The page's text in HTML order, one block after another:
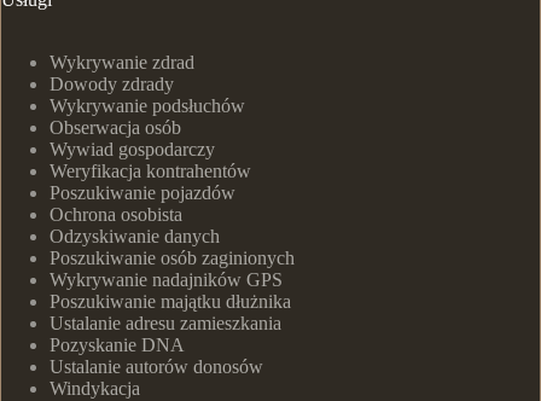
Wykrywanie zdrad
Dowody zdrady
Wykrywanie podsłuchów
Obserwacja osób
Wywiad gospodarczy
Weryfikacja kontrahentów
Poszukiwanie pojazdów
Ochrona osobista
Odzyskiwanie danych
Poszukiwanie osób zaginionych
Wykrywanie nadajników GPS
Poszukiwanie majątku dłużnika
Ustalanie adresu zamieszkania
Pozyskanie DNA
Ustalanie autorów donosów
Windykacja